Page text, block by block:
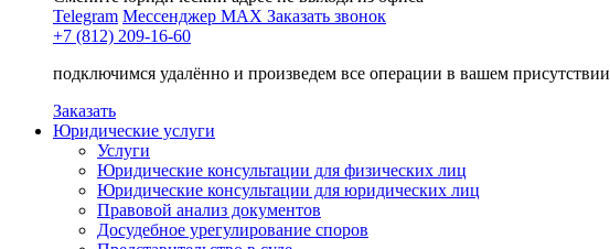
Telegram Мессенджер MAX Заказать звонок
+7 (812) 209-16-60
подключимся удалённо и произведем все операции в вашем присутствии
Заказать
Юридические услуги
Услуги
Юридические консультации для физических лиц
Юридические консультации для юридических лиц
Правовой анализ документов
Досудебное урегулирование споров